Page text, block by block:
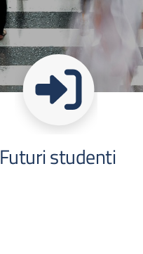
Futuri studenti